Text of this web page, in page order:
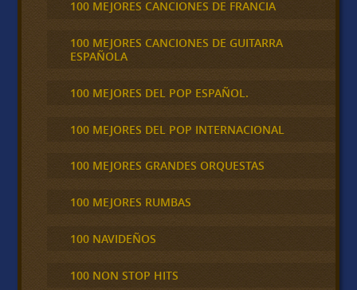
100 MEJORES CANCIONES DE FRANCIA
100 MEJORES CANCIONES DE GUITARRA
ESPAÑOLA
100 MEJORES DEL POP ESPAÑOL.
100 MEJORES DEL POP INTERNACIONAL
100 MEJORES GRANDES ORQUESTAS
100 MEJORES RUMBAS
100 NAVIDEÑOS
100 NON STOP HITS